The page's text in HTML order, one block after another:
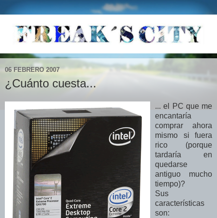
06 FEBRERO 2007
¿Cuánto cuesta...
... el PC que me
encantaría
comprar ahora
mismo si fuera
rico (porque
tardaría en
quedarse
antiguo mucho
tiempo)?
Sus
características
son: